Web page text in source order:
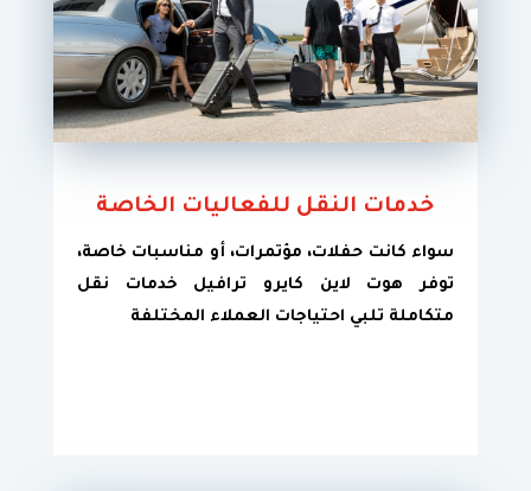
خدمات النقل للفعاليات الخاصة
سواء كانت حفلات، مؤتمرات، أو مناسبات خاصة،
توفر هوت لاين كايرو ترافيل خدمات نقل
متكاملة تلبي احتياجات العملاء المختلفة